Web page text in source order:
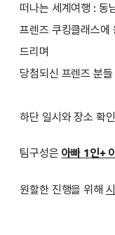
떠나는 세계여행 : 동
프렌즈 쿠킹클래스에
드리며
당첨되신 프렌즈 분
하단 일시와 장소 확
팀구성은 아빠 1인+
원할한 진행을 위해